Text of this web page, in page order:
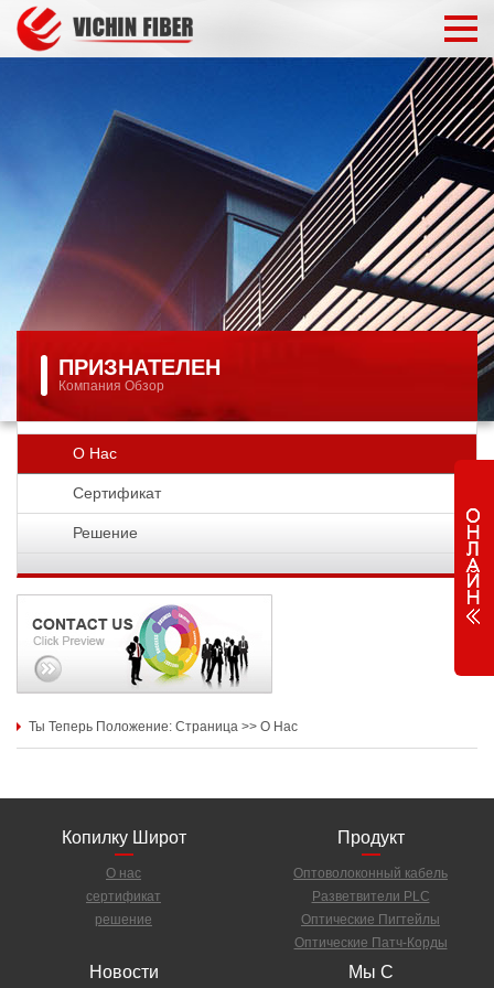
ПРИЗНАТЕЛЕН
Компания Обзор
О Нас
Сертификат
Решение
Ты Теперь Положение: Страница >> О Нас
Копилку Широт
О нас
сертификат
решение
Продукт
Оптоволоконный кабель
Разветвители PLC
Оптические Пигтейлы
Оптические Патч-Корды
Новости Мы С